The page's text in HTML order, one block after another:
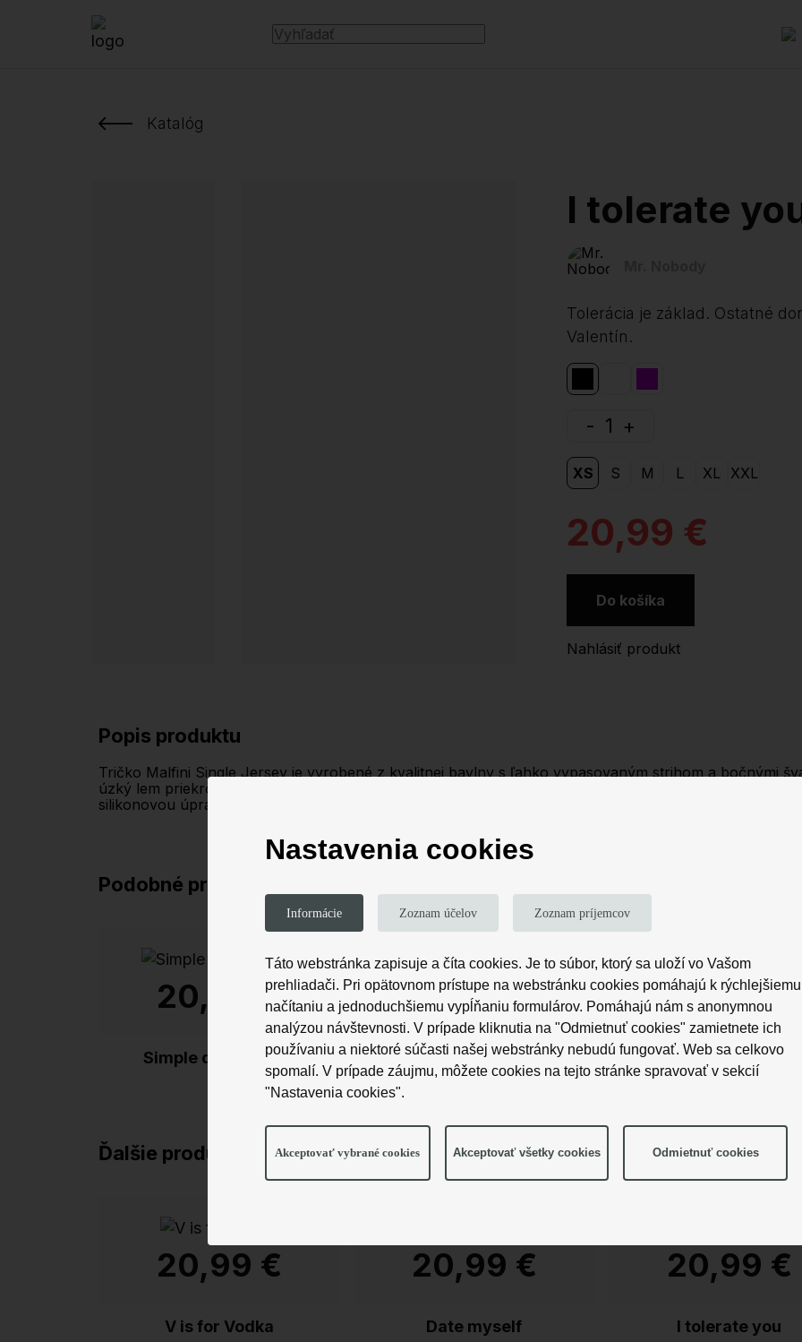
Katalóg
I tolerate
Tolerácia je základ. Ostatné
Valentín.
- +
XS S M L XL XXL
20,99 €
Do košíka
Nahlásiť produkt
Popis produktu
Tričko Malfini Single Jersey je vyrobené z kvalitnej bavlny s ľahko vypasovaným strihom a bočnými
úzký lem priekrčníku z rebrového úpletu 1:1 s 5 % elastanu pre dokonalý a pohodlný fit. Ramenné
silikonovou úpravou, ktorá zvyšuje odolnosť a tvarovú stabilitu. Je vhodné pre rôzne príležitosti a má
Podobné produkty
20,99 €
Simple design logo
24,00 €
"STUPIDO" Just think
20,99 €
Simple wolf
Ďalšie produkty dizajnéra Mr. Nobody
20,99 €
V is for Vodka
20,99 €
Date myself
20,99 €
I tolerate you
Nastavenia cookies
Informácie Zoznam účelov Zoznam príjemcov
Táto webstránka zapisuje a číta cookies. Je to súbor, ktorý sa uloží vo Vašom
prehliadači. Pri opätovnom prístupe na webstránku cookies pomáhajú k rýchlejšiemu
načítaniu a jednoduchšiemu vypĺňaniu formulárov. Pomáhajú nám s anonymnou
analýzou návštevnosti. V prípade kliknutia na "Odmietnuť cookies" zamietnete ich
používaniu a niektoré súčasti našej webstránky nebudú fungovať. Web sa celkovo
spomalí. V prípade záujmu, môžete cookies na tejto stránke spravovať v sekcií
"Nastavenia cookies".
Akceptovať vybrané cookies Akceptovať všetky cookies Odmietnuť cookies